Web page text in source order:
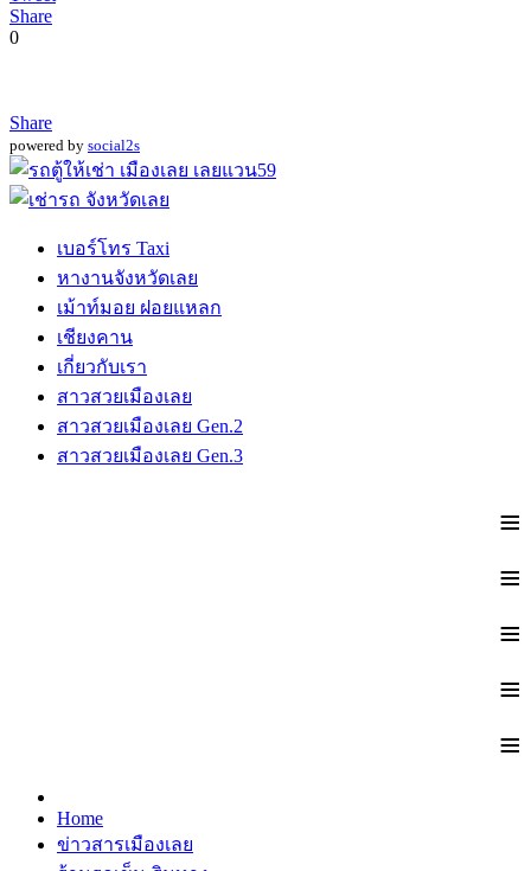
Share
0
Share
powered by social2s
เบอร์โทร Taxi
หางานจังหวัดเลย
เม้าท์มอย ฝอยแหลก
เชียงคาน
เกี่ยวกับเรา
สาวสวยเมืองเลย
สาวสวยเมืองเลย Gen.2
สาวสวยเมืองเลย Gen.3
≡
≡
≡
≡
≡
Home
ข่าวสารเมืองเลย